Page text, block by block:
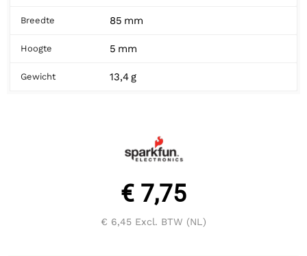
Breedte 85 mm
Hoogte 5 mm
Gewicht 13,4 g
€ 7,75
€ 6,45 Excl. BTW (NL)